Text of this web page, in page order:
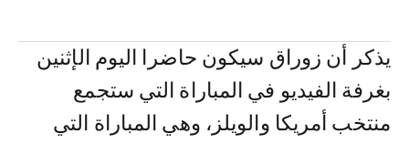
يذكر أن زوراق سيكون حاضرا اليوم الإثنين
بغرفة الفيديو في المباراة التي ستجمع
منتخب أمريكا والويلز، وهي المباراة التي